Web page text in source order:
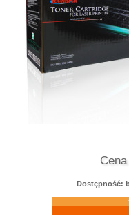
Dostępność:
Do koszyka